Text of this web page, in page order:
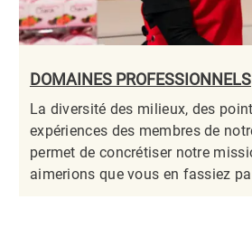
DOMAINES PROFESSIONNELS
La diversité des milieux, des
expériences des membres de
permet de concrétiser notre
aimerions que vous en fassiez